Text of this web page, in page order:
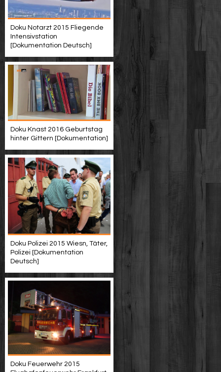
Doku Notarzt 2015 Fliegende
Intensivstation
[Dokumentation Deutsch]
Doku Knast 2016 Geburtstag
hinter Gittern [Dokumentation]
Doku Polizei 2015 Wiesn, Täter,
Polizei [Dokumentation
Deutsch]
Doku Feuerwehr 2015